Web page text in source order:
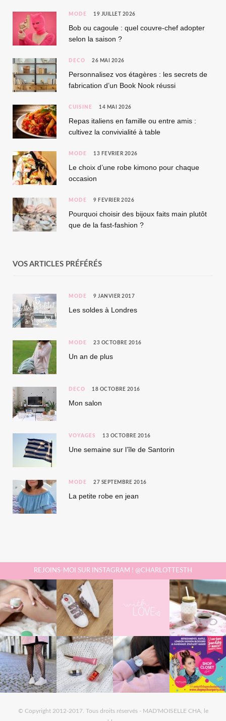
MODE 19 JUILLET 2026
Bob ou cagoule : quel couvre-chef adopter
selon la saison ?
DÉCO 26 MAI 2026
Personnalisez vos étagères : les secrets de
fabrication d’un Book Nook réussi
CUISINE 14 MAI 2026
Repas italiens en famille ou entre amis :
cultivez la convivialité à table
MODE 13 FÉVRIER 2026
Le choix d’une robe kimono pour chaque
occasion
MODE 9 FÉVRIER 2026
Pourquoi choisir des bijoux faits main plutôt
que de la fast-fashion ?
VOS ARTICLES PRÉFÉRÉS
MODE 9 JANVIER 2017
Les soldes à Londres
MODE 23 OCTOBRE 2016
Un an de plus
DÉCO 18 OCTOBRE 2016
Mon salon
VOYAGES 13 OCTOBRE 2016
Une semaine sur l’île de Santorin
MODE 27 SEPTEMBRE 2016
La petite robe en jean
REJOINS-MOI SUR INSTAGRAM ! @CHARLOTTESTH
© Copyright 2012-2017. Tous droits réservés - MAD'MOISELLE CHA, le